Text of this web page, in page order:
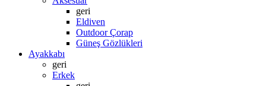
geri
Eldiven
Outdoor Çorap
Güneş Gözlükleri
Ayakkabı
geri
Erkek